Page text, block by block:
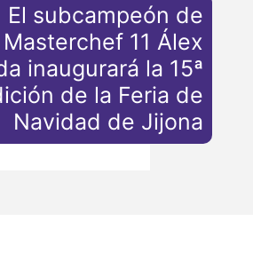
El subcampeón de
Masterchef 11 Álex
inaugurará la 15ª
de la Feria de
Navidad de Jijona